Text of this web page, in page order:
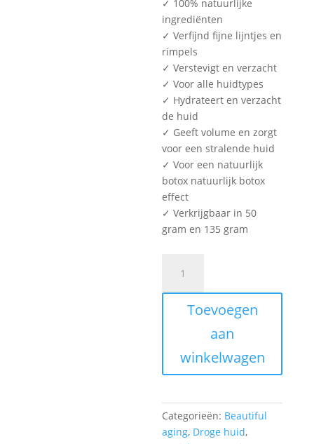
✓ 100% natuurlijke
ingrediënten
✓ Verfijnd fijne lijntjes en
rimpels
✓ Verstevigt en verzacht
✓ Voor alle huidtypes
✓ Hydrateert en verzacht
de huid
✓ Geeft volume en zorgt
voor een stralende huid
✓ Voor een natuurlijk
botox natuurlijk botox
effect
✓ Verkrijgbaar in 50
gram en 135 gram
Bioluronic
Buzz
Toevoegen
aan
winkelwagen
Categorieën: Beautiful
aging, Droge huid,